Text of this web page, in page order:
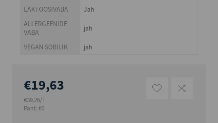
LAKTOOSIVABA
Jah
ALLERGEENIDE
VABA
jah
VEGAN SOBILIK jah
€19,63
€39,26/l
Pant: €0